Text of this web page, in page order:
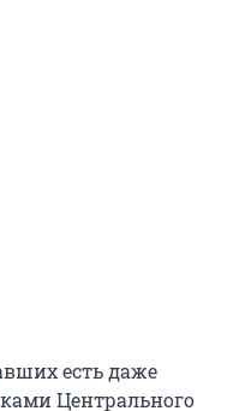
есть даже
Центрального